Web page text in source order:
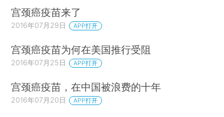
宫颈癌疫苗来了
2016年07月29日 APP打开
宫颈癌疫苗为何在美国推行受阻
2016年07月25日 APP打开
宫颈癌疫苗，在中国被浪费的十年
2016年07月20日 APP打开